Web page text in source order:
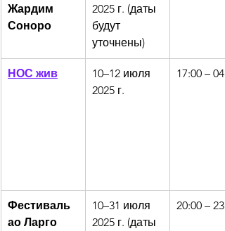
Жардим
Соноро
2025 г. (даты
будут
уточнены)
НОС жив
10–12 июля
2025 г.
17:00 –
Фестиваль
ао Ларго
10–31 июля
2025 г. (даты
20:00 –